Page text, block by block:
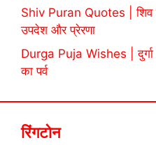
Shiv Puran Quotes | शिव
उपदेश और प्रेरणा
Durga Puja Wishes |
का पर्व
रिंगटोन